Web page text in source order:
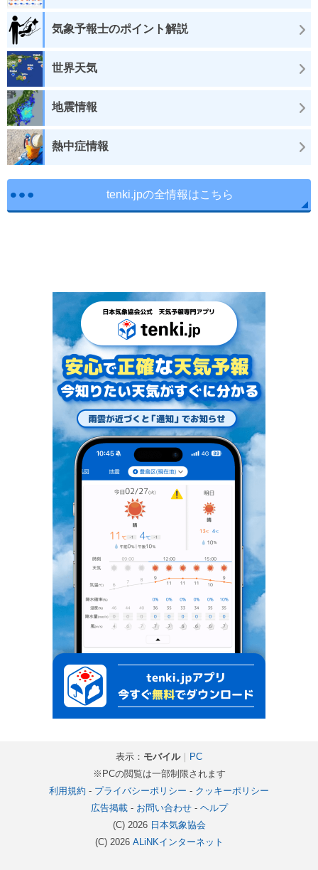
気象予報士のポイント解説
世界天気
地震情報
熱中症情報
tenki.jpの全情報はこちら
表示： モバイル｜ PC
※PCの閲覧は一部制限されます
利用規約 - プライバシーポリシー - クッキーポリシー
広告掲載- お問い合わせ- ヘルプ
(C) 2026 日本気象協会
(C) 2026 ALiNKインターネット